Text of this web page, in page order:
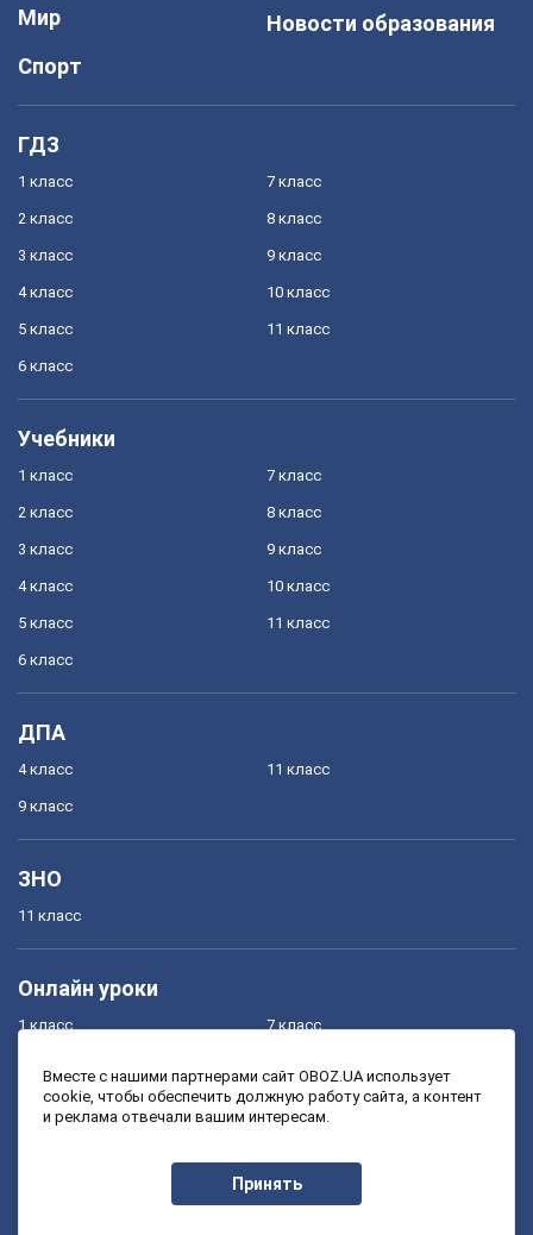
Мир
Спорт
Новости образования
ГДЗ
1 класс
2 класс
3 класс
4 класс
5 класс
6 класс
7 класс
8 класс
9 класс
10 класс
11 класс
Учебники
1 класс
2 класс
3 класс
4 класс
5 класс
6 класс
7 класс
8 класс
9 класс
10 класс
11 класс
ДПА
4 класс
9 класс
11 класс
ЗНО
11 класс
Онлайн уроки
1 класс
3 класс
7 класс
9 класс
Вместе с нашими партнерами сайт OBOZ.UA использует
cookie, чтобы обеспечить должную работу сайта, а контент
и реклама отвечали вашим интересам.
Принять